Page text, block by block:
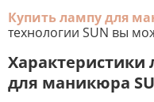
Купить лампу для
технологии SUN вы
для маникюра